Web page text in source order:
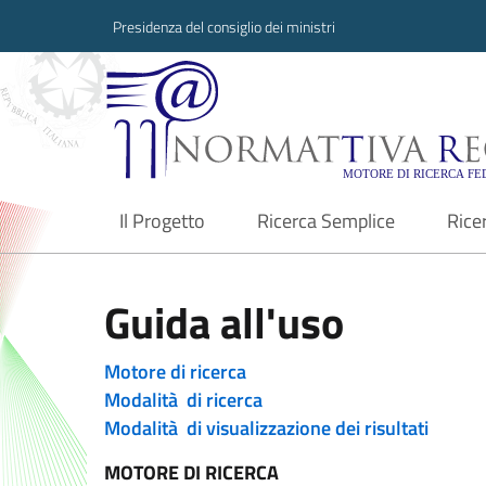
Presidenza del consiglio dei ministri
Normattiva
Il Progetto
current Ricerca Semplice
Guida all'uso
Motore di ricerca
Modalità di ricerca
Modalità di visualizzazione dei risultati
MOTORE DI RICERCA